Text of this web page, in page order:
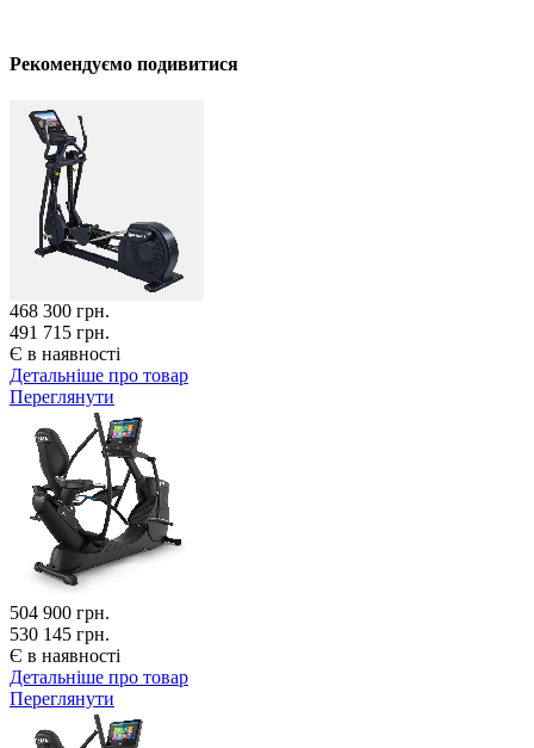
Рекомендуємо подивитися
468 300 грн.
491 715 грн.
Є в наявності
Детальніше про товар
Переглянути
504 900 грн.
530 145 грн.
Є в наявності
Детальніше про товар
Переглянути